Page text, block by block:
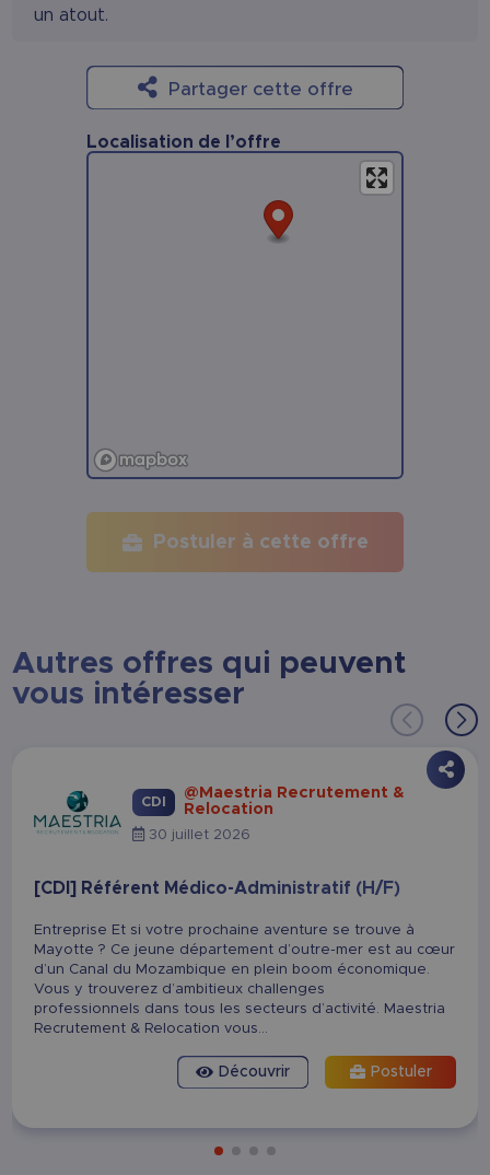
un atout.
Partager cette offre
Localisation de l’offre
Postuler à cette offre
Autres offres qui peuvent
vous intéresser
CDI
@Maestria Recrutement &
Relocation
30 juillet 2026
[CDI] Référent Médico-Administratif (H/F)
Entreprise Et si votre prochaine aventure se trouve à
Mayotte ? Ce jeune département d’outre-mer est au cœur
d’un Canal du Mozambique en plein boom économique.
Vous y trouverez d’ambitieux challenges
professionnels dans tous les secteurs d’activité. Maestria
Recrutement & Relocation vous...
Découvrir Postuler